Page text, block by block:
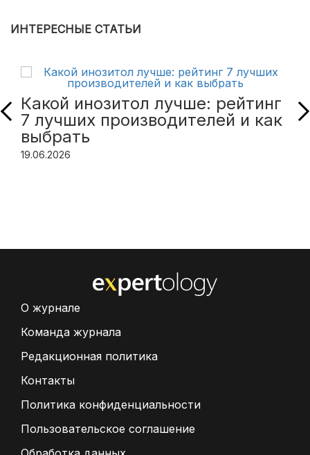
ИНТЕРЕСНЫЕ СТАТЬИ
Какой инозитол лучше: рейтинг
7 лучших производителей и как
выбрать
19.06.2026
О журнале
Команда журнала
Редакционная политика
Контакты
Политика конфиденциальности
Пользовательское соглашение